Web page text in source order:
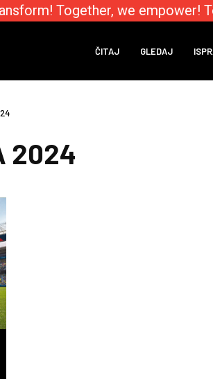
Together, we empower!
ČITAJ GLEDAJ
2024